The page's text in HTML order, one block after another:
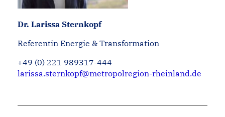
Dr. Larissa Sternkopf
Referentin Energie & Transformation
+49 (0) 221 989317-444
larissa.sternkopf@metropolregion-rheinland.de